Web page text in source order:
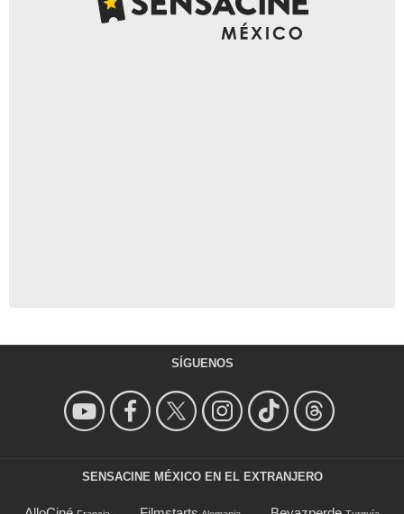
SÍGUENOS
SENSACINE MÉXICO EN EL EXTRANJERO